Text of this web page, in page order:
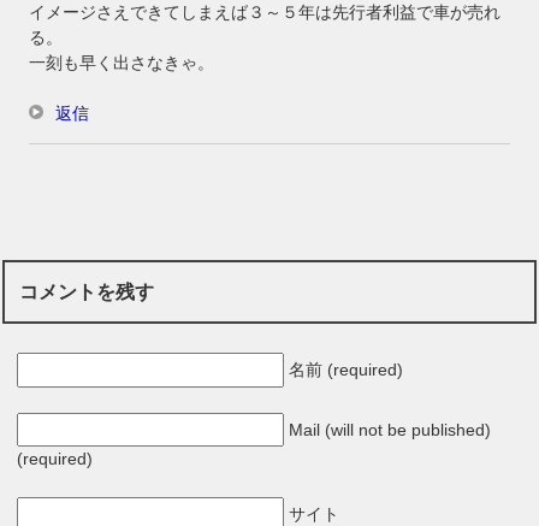
イメージさえできてしまえば３～５年は先行者利益で車が売れ
る。
一刻も早く出さなきゃ。
返信
コメントを残す
名前 (required)
Mail (will not be published)
(required)
サイト